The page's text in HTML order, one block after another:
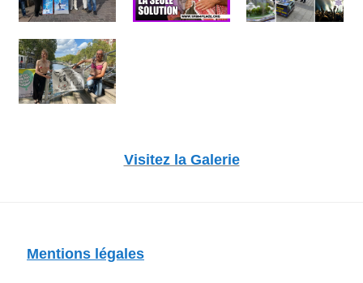
Visitez la Galerie
Mentions légales